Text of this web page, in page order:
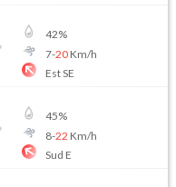
42%
7-20Km/h
Est SE
45%
8-22 Km/h
Sud E